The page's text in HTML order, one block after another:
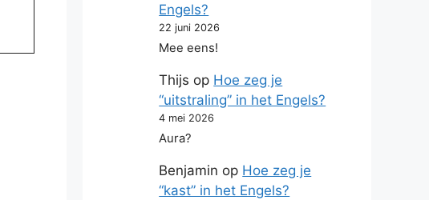
Engels?
22 juni 2026
Mee eens!
Thijs op Hoe zeg je
“uitstraling” in het Engels?
4 mei 2026
Aura?
Benjamin op Hoe zeg je
“kast” in het Engels?